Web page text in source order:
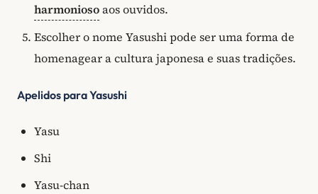
harmoniosoaos ouvidos.
Escolher o nome Yasushi pode ser uma forma de
homenagear a cultura japonesa e suas tradições.
Apelidos para Yasushi
Yasu
Shi
Yasu-chan